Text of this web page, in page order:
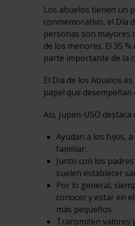
Los abuelos tienen un
conmemorativo, el Día
personas son mayores
de los menores. El 35
parte importante de la
El Día de los Abuelos
papel que desempeñan
Así, Jupen-USO
Ayudan a los hijos,
familiar.
Junto con los
suelen establecer
Por lo general,
conocer y estar en
más pequeños.
Transmiten valores